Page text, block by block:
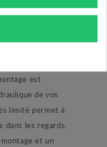
le montage
en PVC de haute
est
de vos
limité permet à
dans les regards.
et un